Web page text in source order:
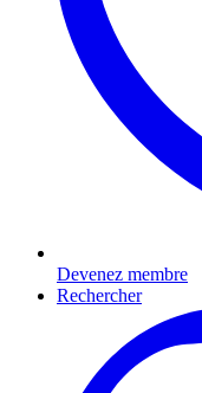
Devenez membre
Rechercher